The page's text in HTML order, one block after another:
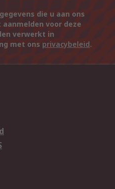
die u aan ons
voor deze
verwerkt in
met ons privacybeleid.